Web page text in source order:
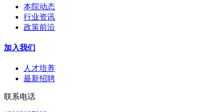
本院动态
行业资讯
政策前沿
加入我们
人才培养
最新招聘
联系电话